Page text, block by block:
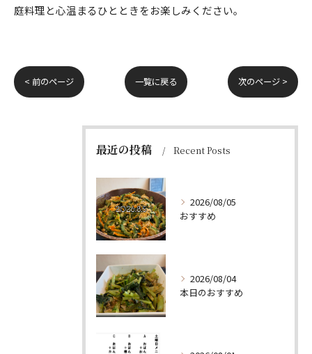
庭料理と心温まるひとときをお楽しみください。
< 前のページ 一覧に戻る 次のページ >
最近の投稿 Recent Posts
2026/08/05
おすすめ
2026/08/04
本日のおすすめ